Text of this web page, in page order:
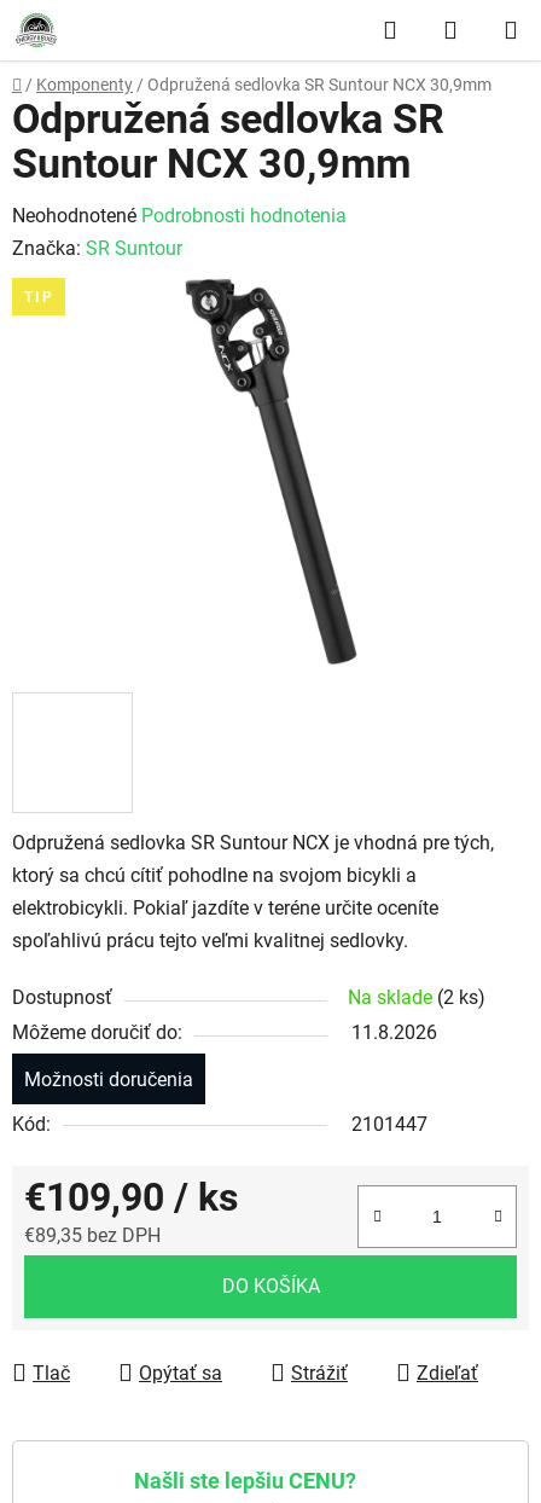
Prejsť na obsah Hľadať
Domov
/ Komponenty / Odpružená sedlovka SR Suntour NCX 30,9mm
Odpružená sedlovka SR Suntour NCX je vhodná pre tých,
ktorý sa chcú cítiť pohodlne na svojom bicykli a
elektrobicykli. Pokiaľ jazdíte v teréne určite oceníte
spoľahlivú prácu tejto veľmi kvalitnej sedlovky.
Dostupnosť Na sklade (2 ks)
Môžeme doručiť do:
11.8.2026
Možnosti doručenia
Kód:
2101447
€109,90 / ks
€89,35 bez DPH
DO KOŠÍKA
Tlač Opýtať sa Strážiť Zdieľať
Odpružená sedlovka SR
Suntour NCX 30,9mm
Priemerné hodnotenie produktu je 0,0 z 5 hviezdičiek.
Neohodnotené Podrobnosti hodnotenia
Značka: SR Suntour
TIP
Našli ste lepšiu CENU?